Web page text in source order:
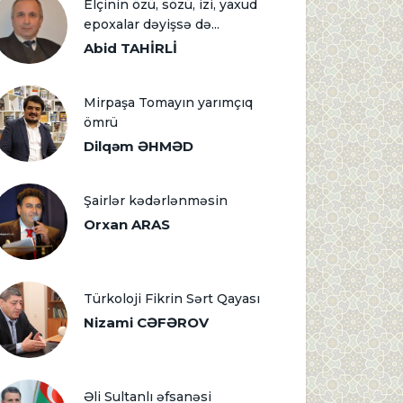
Elçinin özü, sözü, izi, yaxud
epoxalar dəyişsə də...
Abid TAHİRLİ
Mirpaşa Tomayın yarımçıq
ömrü
Dilqəm ƏHMƏD
Şairlər kədərlənməsin
Orxan ARAS
Türkoloji Fikrin Sərt Qayası
Nizami CƏFƏROV
Əli Sultanlı əfsanəsi